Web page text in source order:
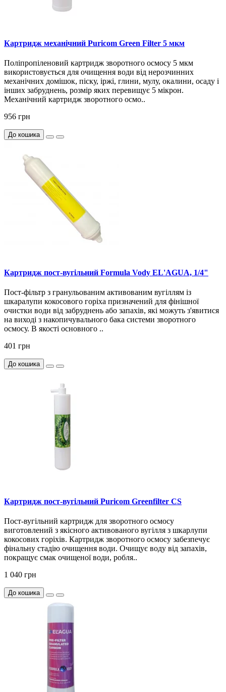
Картридж механічний Puricom Green Filter 5 мкм
Поліпропіленовий картридж зворотного осмосу 5 мкм
використовується для очищення води від нерозчинних
механічних домішок, піску, іржі, глини, мулу, окалини, осаду і
інших забруднень, розмір яких перевищує 5 мікрон.
Механічний картридж зворотного осмо..
956 грн
До кошика
Картридж пост-вугільний Formula Vody EL'AGUA, 1/4"
Пост-фільтр з гранульованим активованим вугіллям із
шкаралупи кокосового горіха призначений для фінішної
очистки води від забруднень або запахів, які можуть з'явитися
на виході з накопичувального бака системи зворотного
осмосу. В якості основного ..
401 грн
До кошика
Картридж пост-вугільний Puricom Greenfilter CS
Пост-вугільний картридж для зворотного осмосу
виготовлений з якісного активованого вугілля з шкарлупи
кокосових горіхів. Картридж зворотного осмосу забезпечує
фінальну стадію очищення води. Очищує воду від запахів,
покращує смак очищеної води, робля..
1 040 грн
До кошика